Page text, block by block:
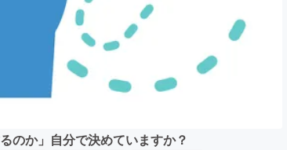
CAMPFIRE for Social Good
CAMPFIRE
CAMPFIREふるさと納税
machi-ya
のか」自分で決めていますか？